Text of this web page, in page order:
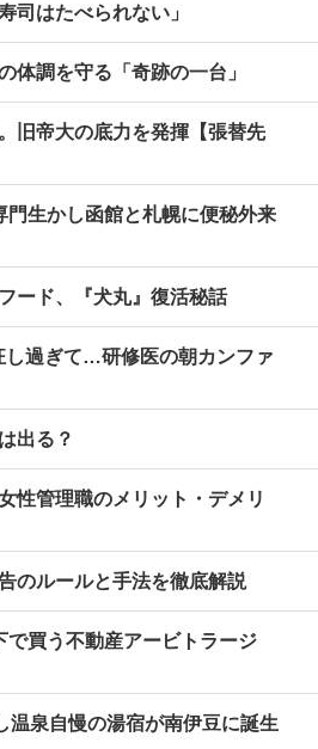
司はたべられない」
体調を守る「奇跡の一台」
旧帝大の底力を発揮【張替先
門生かし函館と札幌に便秘外来
ード、『犬丸』復活秘話
し過ぎて…研修医の朝カンファ
出る？
性管理職のメリット・デメリ
のルールと手法を徹底解説
で買う不動産アービトラージ
温泉自慢の湯宿が南伊豆に誕生